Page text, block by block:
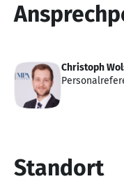
Christoph
Standort